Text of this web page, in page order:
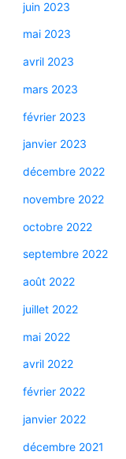
juin 2023
mai 2023
avril 2023
mars 2023
février 2023
janvier 2023
décembre 2022
novembre 2022
octobre 2022
septembre 2022
août 2022
juillet 2022
mai 2022
avril 2022
février 2022
janvier 2022
décembre 2021